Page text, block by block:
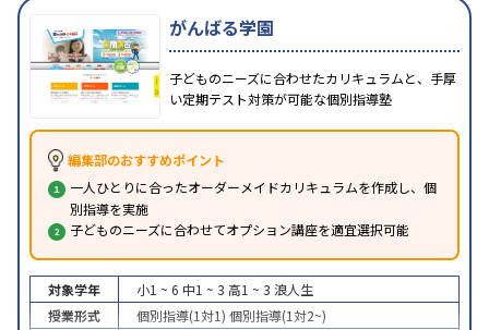
がんばる学園
子どものニーズに合わせたカリキュラムと、手厚
い定期テスト対策が可能な個別指導塾
編集部のおすすめポイント
一人ひとりに合ったオーダーメイドカリキュラムを作成し、個
別指導を実施
子どものニーズに合わせてオプション講座を適宜選択可能
対象学年 小1 ~ 6 中1 ~ 3 高1 ~ 3 浪人生
授業形式
個別指導(1対1) 個別指導(1対2~)